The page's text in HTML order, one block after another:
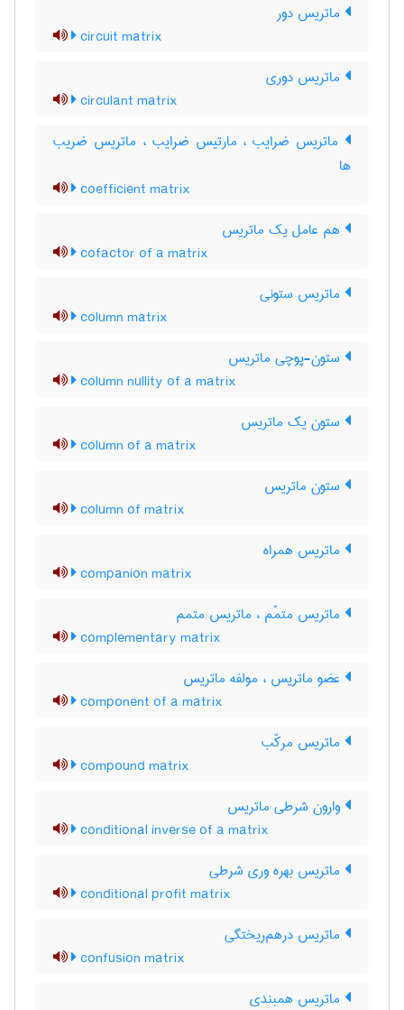
ماتریس دور
circuit matrix
ماتریس دوری
circulant matrix
ماتریس ضرایب ، مارتیس ضرایب ، ماتریس ضریب
ها
coefficient matrix
هم عامل یک ماتریس
cofactor of a matrix
ماتریس ستونی
column matrix
ستون-پوچی ماتریس
column nullity of a matrix
ستون یک ماتریس
column of a matrix
ستون ماتریس
column of matrix
ماتریس همراه
companion matrix
ماتریس متمّم ، ماتریس متمم
complementary matrix
عضو ماتریس ، مولفه ماتریس
component of a matrix
ماتریس مرکّب
compound matrix
وارون شرطی ماتریس
conditional inverse of a matrix
ماتریس بهره وری شرطی
conditional profit matrix
ماتریس درهم‌ریختگی
confusion matrix
ماتریس همبندی